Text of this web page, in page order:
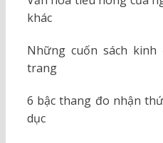
khác
Những cuốn sách kinh
trang
6 bậc thang đo nhận
dục